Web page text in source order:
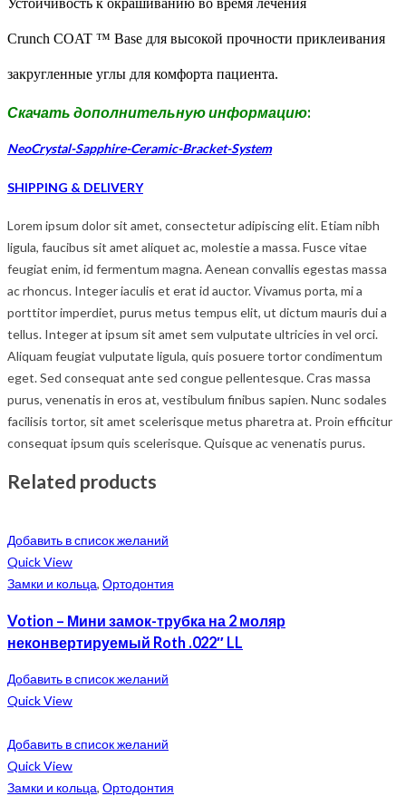
Устойчивость к окрашиванию во время лечения
Crunch COAT ™ Base для высокой прочности приклеивания
закругленные углы для комфорта пациента.
Скачать дополнительную информацию:
NeoCrystal-Sapphire-Ceramic-Bracket-System
SHIPPING & DELIVERY
Lorem ipsum dolor sit amet, consectetur adipiscing elit. Etiam nibh
ligula, faucibus sit amet aliquet ac, molestie a massa. Fusce vitae
feugiat enim, id fermentum magna. Aenean convallis egestas massa
ac rhoncus. Integer iaculis et erat id auctor. Vivamus porta, mi a
porttitor imperdiet, purus metus tempus elit, ut dictum mauris dui a
tellus. Integer at ipsum sit amet sem vulputate ultricies in vel orci.
Aliquam feugiat vulputate ligula, quis posuere tortor condimentum
eget. Sed consequat ante sed congue pellentesque. Cras massa
purus, venenatis in eros at, vestibulum finibus sapien. Nunc sodales
facilisis tortor, sit amet scelerisque metus pharetra at. Proin efficitur
consequat ipsum quis scelerisque. Quisque ac venenatis purus.
Related products
Добавить в список желаний
Quick View
Замки и кольца, Ортодонтия
Votion – Мини замок-трубка на 2 моляр
неконвертируемый Roth .022″ LL
Добавить в список желаний
Quick View
Добавить в список желаний
Quick View
Замки и кольца, Ортодонтия